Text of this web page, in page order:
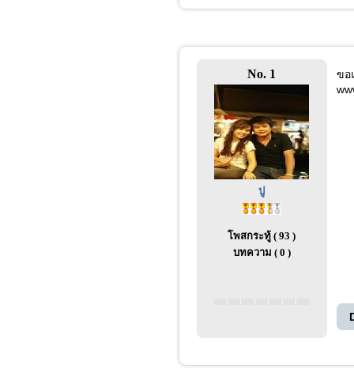
No. 1
ปู
โพสกระทู้ ( 93 )
บทความ ( 0 )
ขอ